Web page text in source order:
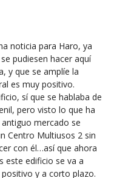
noticia para Haro, ya
pudiesen hacer aquí
y que se amplíe la
es muy positivo.
sí que se hablaba de
pero visto lo que ha
mercado se
Centro Multiusos 2 sin
con él…así que ahora
este edificio se va a
y a corto plazo.